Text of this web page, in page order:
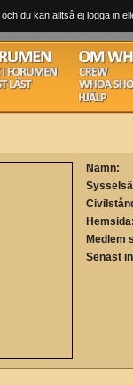
du kan alltså ej logga in
Namn:
Medlem
Senast